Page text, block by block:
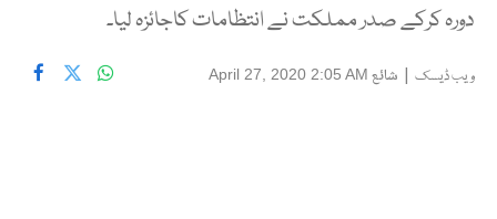
دورہ کرکے صدر مملکت نے انتظامات کاجائزہ لیا۔
ویب ڈیسک | شائع April 27, 2020 2:05 AM